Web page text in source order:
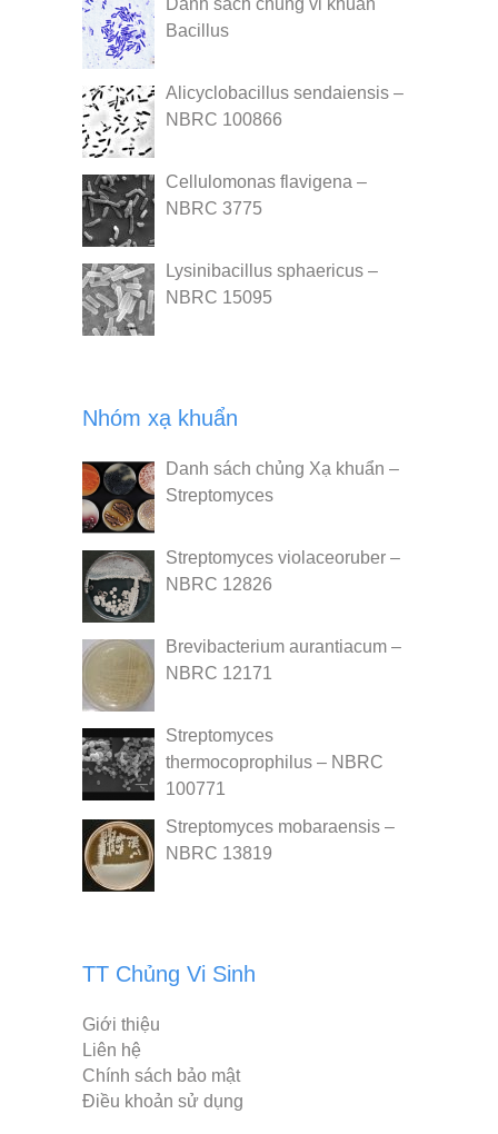
Bacillus
Alicyclobacillus sendaiensis –
NBRC 100866
Cellulomonas flavigena –
NBRC 3775
Lysinibacillus sphaericus –
NBRC 15095
Nhóm xạ khuẩn
Danh sách chủng Xạ khuẩn –
Streptomyces
Streptomyces violaceoruber –
NBRC 12826
Brevibacterium aurantiacum –
NBRC 12171
Streptomyces
thermocoprophilus – NBRC
100771
Streptomyces mobaraensis –
NBRC 13819
TT Chủng Vi Sinh
Giới thiệu
Liên hệ
Chính sách bảo mật
Điều khoản sử dụng